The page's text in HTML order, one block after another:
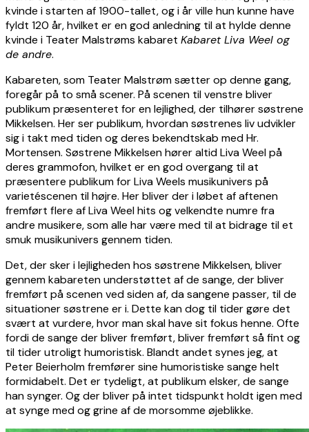
kvinde i starten af 1900-tallet, og i år ville hun kunne have
fyldt 120 år, hvilket er en god anledning til at hylde denne
kvinde i Teater Malstrøms kabaret Kabaret Liva Weel og
de andre.
Kabareten, som Teater Malstrøm sætter op denne gang,
foregår på to små scener. På scenen til venstre bliver
publikum præsenteret for en lejlighed, der tilhører søstrene
Mikkelsen. Her ser publikum, hvordan søstrenes liv udvikler
sig i takt med tiden og deres bekendtskab med Hr.
Mortensen. Søstrene Mikkelsen hører altid Liva Weel på
deres grammofon, hvilket er en god overgang til at
præsentere publikum for Liva Weels musikunivers på
varietéscenen til højre. Her bliver der i løbet af aftenen
fremført flere af Liva Weel hits og velkendte numre fra
andre musikere, som alle har være med til at bidrage til et
smuk musikunivers gennem tiden.
Det, der sker i lejligheden hos søstrene Mikkelsen, bliver
gennem kabareten understøttet af de sange, der bliver
fremført på scenen ved siden af, da sangene passer, til de
situationer søstrene er i. Dette kan dog til tider gøre det
svært at vurdere, hvor man skal have sit fokus henne. Ofte
fordi de sange der bliver fremført, bliver fremført så fint og
til tider utroligt humoristisk. Blandt andet synes jeg, at
Peter Beierholm fremfører sine humoristiske sange helt
formidabelt. Det er tydeligt, at publikum elsker, de sange
han synger. Og der bliver på intet tidspunkt holdt igen med
at synge med og grine af de morsomme øjeblikke.